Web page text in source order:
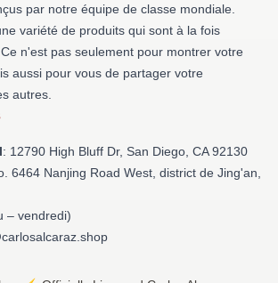
par notre équipe de classe mondiale.
variété de produits qui sont à la fois
n'est pas seulement pour montrer votre
aussi pour vous de partager votre
autres.
: 12790 High Bluff Dr, San Diego, CA 92130
6464 Nanjing Road West, district de Jing'an,
– vendredi)